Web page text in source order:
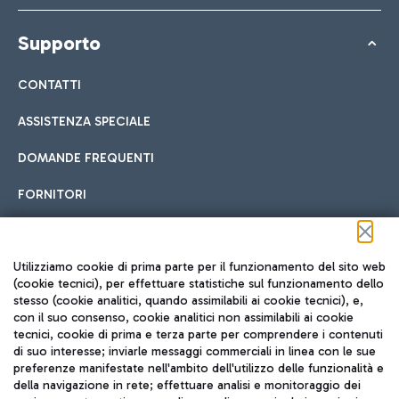
Supporto
CONTATTI
ASSISTENZA SPECIALE
DOMANDE FREQUENTI
FORNITORI
Seguici sui social
TRAVEL JOURNAL
ITA
Utilizziamo cookie di prima parte per il funzionamento del sito web
(cookie tecnici), per effettuare statistiche sul funzionamento dello
stesso (cookie analitici, quando assimilabili ai cookie tecnici), e,
con il suo consenso, cookie analitici non assimilabili ai cookie
tecnici, cookie di prima e terza parte per comprendere i contenuti
di suo interesse; inviarle messaggi commerciali in linea con le sue
preferenze manifestate nell'ambito dell'utilizzo delle funzionalità e
della navigazione in rete; effettuare analisi e monitoraggio dei